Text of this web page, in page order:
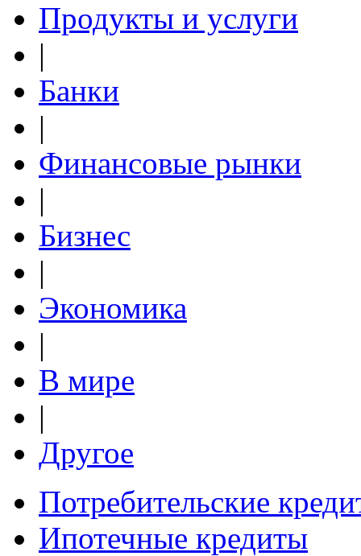
Продукты и услуги
|
Банки
|
Финансовые рынки
|
Бизнес
|
Экономика
|
В мире
|
Другое
Потребительские
Ипотечные кредиты